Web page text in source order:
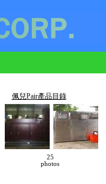
佩兒Pair產品目錄
25
photos